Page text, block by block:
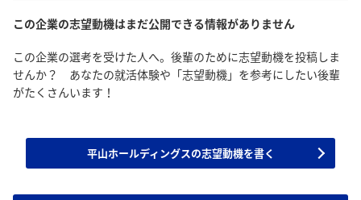
この企業の志望動機はまだ公開できる情報がありません
この企業の選考を受けた人へ。後輩のために志望動機を投稿しま
せんか？ あなたの就活体験や「志望動機」を参考にしたい後輩
がたくさんいます！
平山ホールディングスの志望動機を書く